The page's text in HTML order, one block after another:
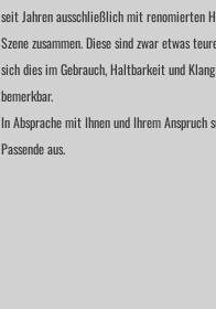
seit Jahren ausschließlich mit renomierten
Szene zusammen. Diese sind zwar etwas
sich dies im Gebrauch, Haltbarkeit und
bemerkbar.
In Absprache mit Ihnen und Ihrem Anspruch
Passende aus.